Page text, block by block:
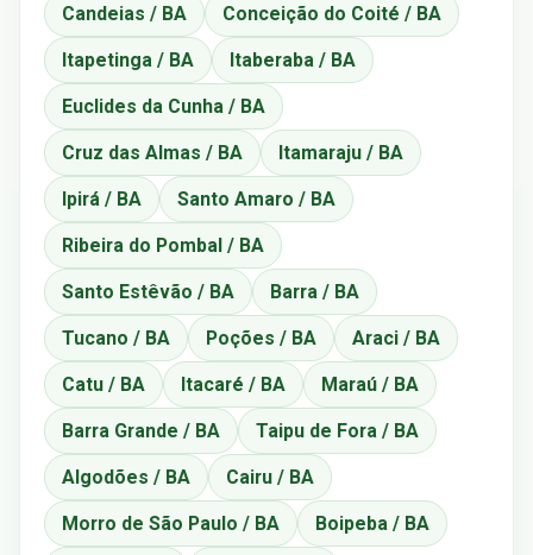
Candeias / BA Conceição do Coité / BA
Itapetinga / BA Itaberaba / BA
Euclides da Cunha / BA
Cruz das Almas / BA Itamaraju / BA
Ipirá / BA Santo Amaro / BA
Ribeira do Pombal / BA
Santo Estêvão / BA Barra / BA
Tucano / BA Poções / BA Araci / BA
Catu / BA Itacaré / BA Maraú / BA
Barra Grande / BA Taipu de Fora / BA
Algodões / BA Cairu / BA
Morro de São Paulo / BA Boipeba / BA